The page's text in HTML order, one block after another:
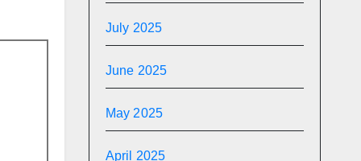
July 2025
June 2025
May 2025
April 2025